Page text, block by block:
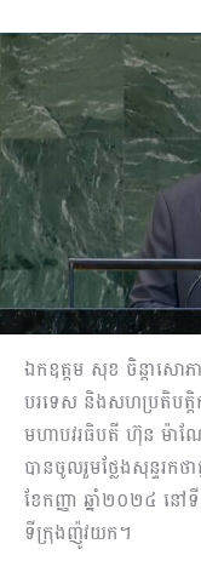
ឯកឧត្តម សុខ ចិន្តាសោភា
បរទេស និងសហប្រតិបត្តិ
មហាបវរធិបតី ហ៊ុន ម៉ាណែ
បានចូលរួមថ្លែងសុន្ទរក
ខែកញ្ញា ឆ្នាំ២០២៤ នៅទី
ទីក្រុងញ៉ូវយក។